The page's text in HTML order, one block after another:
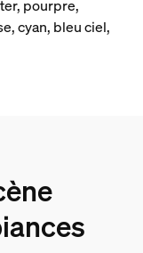
pourpre,
cyan, bleu ciel,